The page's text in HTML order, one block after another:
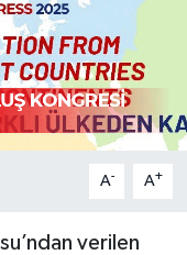
A- A+
verilen